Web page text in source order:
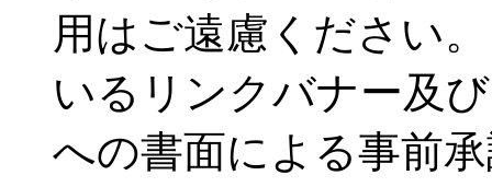
用はご遠慮ください
いるリンクバナー及
への書面による事前